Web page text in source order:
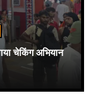
चेकिंग अभियान